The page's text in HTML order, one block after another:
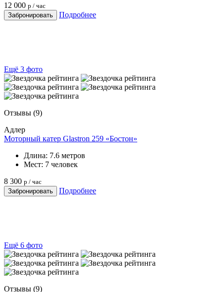
12 000 р / час
Забронировать
Подробнее
Ещё 3 фото
Отзывы (9)
Адлер
Моторный катер Glastron 259 «Бостон»
Длина: 7.6 метров
Мест: 7 человек
8 300 р / час
Забронировать
Подробнее
Ещё 6 фото
Отзывы (9)